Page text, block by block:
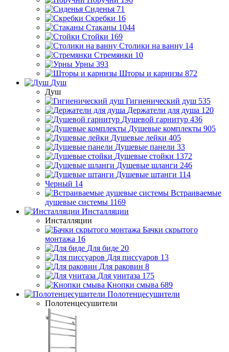
Сиденья 71
Скребки 16
Стаканы 1044
Стойки 169
Столики на ванну 14
Стремянки 10
Урны 393
Шторы и карнизы 872
Душ
Душ
Гигиенический душ 535
Держатели для душа 120
Душевой гарнитур 436
Душевые комплекты 905
Душевые лейки 405
Душевые панели 33
Душевые стойки 1372
Душевые шланги 246
Душевые штанги 114
Черный 14
Встраиваемые
душевые системы 1169
Инсталляции
Инсталляции
Бачки скрытого
монтажа 16
Для биде 20
Для писсуаров 13
Для раковин 8
Для унитаза 175
Кнопки смыва 689
Полотенцесушители
Полотенцесушители